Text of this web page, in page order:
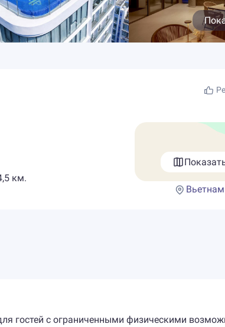
км.
Вьетнам
гостей с ограниченными физическими